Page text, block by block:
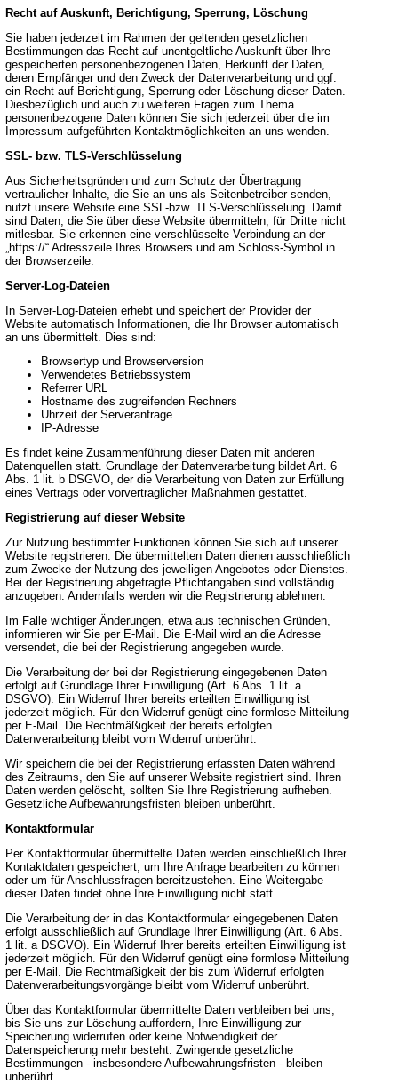
Recht auf Auskunft, Berichtigung, Sperrung, Löschung
Sie haben jederzeit im Rahmen der geltenden gesetzlichen
Bestimmungen das Recht auf unentgeltliche Auskunft über Ihre
gespeicherten personenbezogenen Daten, Herkunft der Daten,
deren Empfänger und den Zweck der Datenverarbeitung und ggf.
ein Recht auf Berichtigung, Sperrung oder Löschung dieser Daten.
Diesbezüglich und auch zu weiteren Fragen zum Thema
personenbezogene Daten können Sie sich jederzeit über die im
Impressum aufgeführten Kontaktmöglichkeiten an uns wenden.
SSL- bzw. TLS-Verschlüsselung
Aus Sicherheitsgründen und zum Schutz der Übertragung
vertraulicher Inhalte, die Sie an uns als Seitenbetreiber senden,
nutzt unsere Website eine SSL-bzw. TLS-Verschlüsselung. Damit
sind Daten, die Sie über diese Website übermitteln, für Dritte nicht
mitlesbar. Sie erkennen eine verschlüsselte Verbindung an der
„https://“ Adresszeile Ihres Browsers und am Schloss-Symbol in
der Browserzeile.
Server-Log-Dateien
In Server-Log-Dateien erhebt und speichert der Provider der
Website automatisch Informationen, die Ihr Browser automatisch
an uns übermittelt. Dies sind:
Browsertyp und Browserversion
Verwendetes Betriebssystem
Referrer URL
Hostname des zugreifenden Rechners
Uhrzeit der Serveranfrage
IP-Adresse
Es findet keine Zusammenführung dieser Daten mit anderen
Datenquellen statt. Grundlage der Datenverarbeitung bildet Art. 6
Abs. 1 lit. b DSGVO, der die Verarbeitung von Daten zur Erfüllung
eines Vertrags oder vorvertraglicher Maßnahmen gestattet.
Registrierung auf dieser Website
Zur Nutzung bestimmter Funktionen können Sie sich auf unserer
Website registrieren. Die übermittelten Daten dienen ausschließlich
zum Zwecke der Nutzung des jeweiligen Angebotes oder Dienstes.
Bei der Registrierung abgefragte Pflichtangaben sind vollständig
anzugeben. Andernfalls werden wir die Registrierung ablehnen.
Im Falle wichtiger Änderungen, etwa aus technischen Gründen,
informieren wir Sie per E-Mail. Die E-Mail wird an die Adresse
versendet, die bei der Registrierung angegeben wurde.
Die Verarbeitung der bei der Registrierung eingegebenen Daten
erfolgt auf Grundlage Ihrer Einwilligung (Art. 6 Abs. 1 lit. a
DSGVO). Ein Widerruf Ihrer bereits erteilten Einwilligung ist
jederzeit möglich. Für den Widerruf genügt eine formlose Mitteilung
per E-Mail. Die Rechtmäßigkeit der bereits erfolgten
Datenverarbeitung bleibt vom Widerruf unberührt.
Wir speichern die bei der Registrierung erfassten Daten während
des Zeitraums, den Sie auf unserer Website registriert sind. Ihren
Daten werden gelöscht, sollten Sie Ihre Registrierung aufheben.
Gesetzliche Aufbewahrungsfristen bleiben unberührt.
Kontaktformular
Per Kontaktformular übermittelte Daten werden einschließlich Ihrer
Kontaktdaten gespeichert, um Ihre Anfrage bearbeiten zu können
oder um für Anschlussfragen bereitzustehen. Eine Weitergabe
dieser Daten findet ohne Ihre Einwilligung nicht statt.
Die Verarbeitung der in das Kontaktformular eingegebenen Daten
erfolgt ausschließlich auf Grundlage Ihrer Einwilligung (Art. 6 Abs.
1 lit. a DSGVO). Ein Widerruf Ihrer bereits erteilten Einwilligung ist
jederzeit möglich. Für den Widerruf genügt eine formlose Mitteilung
per E-Mail. Die Rechtmäßigkeit der bis zum Widerruf erfolgten
Datenverarbeitungsvorgänge bleibt vom Widerruf unberührt.
Über das Kontaktformular übermittelte Daten verbleiben bei uns,
bis Sie uns zur Löschung auffordern, Ihre Einwilligung zur
Speicherung widerrufen oder keine Notwendigkeit der
Datenspeicherung mehr besteht. Zwingende gesetzliche
Bestimmungen - insbesondere Aufbewahrungsfristen - bleiben
unberührt.